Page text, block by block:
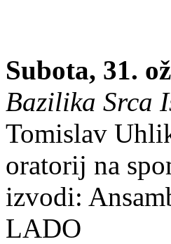
Subota, 31.
Bazilika Srca
Tomislav
oratorij na
izvodi:
LADO